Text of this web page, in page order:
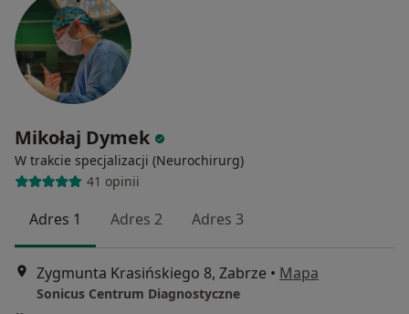
Mikołaj Dymek
W trakcie specjalizacji (Neurochirurg)
41 opinii
Adres 1 Adres 2 Adres 3
Zygmunta Krasińskiego 8, Zabrze • Mapa
Sonicus Centrum Diagnostyczne